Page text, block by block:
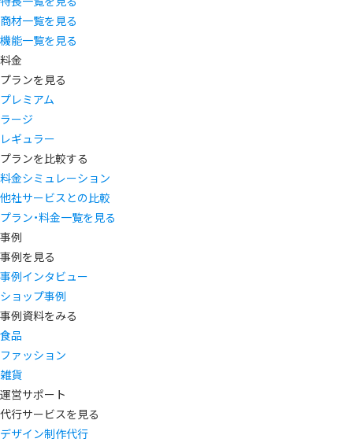
商材一覧を見る
機能一覧を見る
料金
プランを見る
プレミアム
ラージ
レギュラー
プランを比較する
料金シミュレーション
他社サービスとの比較
プラン・料金一覧を見る
事例
事例を見る
事例インタビュー
ショップ事例
事例資料をみる
食品
ファッション
雑貨
運営サポート
代行サービスを見る
デザイン制作代行